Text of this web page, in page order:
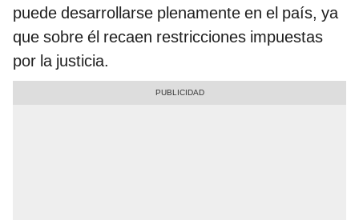
puede desarrollarse plenamente en el país, ya
que sobre él recaen restricciones impuestas
por la justicia.